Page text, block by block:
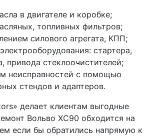
в двигателе и коробке;
топливных фильтров;
силового агрегата, КПП;
стартера,
привода стеклоочистителей;
неисправностей с помощью
стендов и адаптеров.
делает клиентам выгодные
Вольво ХС90 обходится на
если бы обратились напрямую к